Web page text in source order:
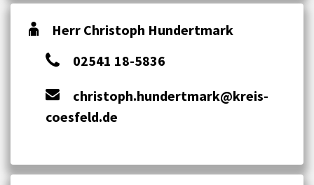
Herr Christoph Hundertmark
02541 18-5836
christoph.hundertmark@kreis-
coesfeld.de